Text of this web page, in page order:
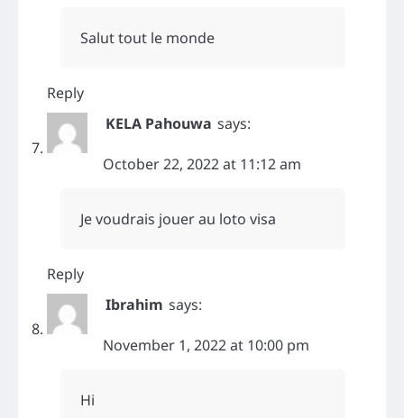
Salut tout le monde
Reply
KELA Pahouwa says:
October 22, 2022 at 11:12 am
Je voudrais jouer au loto visa
Reply
Ibrahim says:
November 1, 2022 at 10:00 pm
Hi